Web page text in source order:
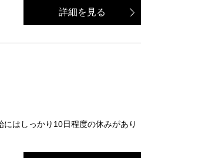
詳細を見る
はしっかり10日程度の休みがあり